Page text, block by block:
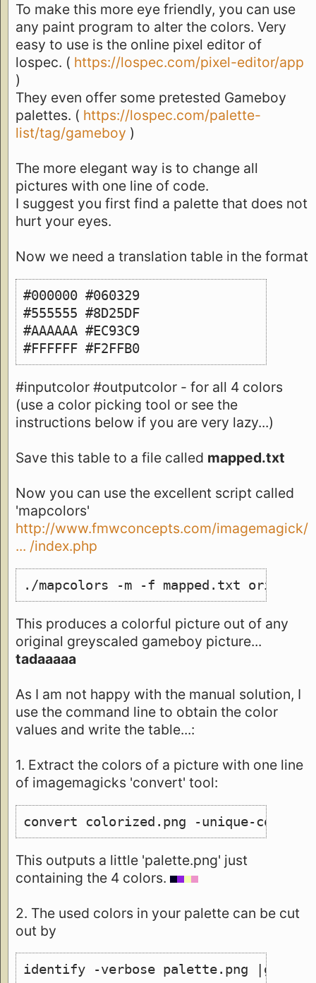
To make this more eye friendly, you can use
any paint program to alter the colors. Very
easy to use is the online pixel editor of
lospec. ( https://lospec.com/pixel-editor/app
)
They even offer some pretested Gameboy
palettes. ( https://lospec.com/palette-
list/tag/gameboy )
The more elegant way is to change all
pictures with one line of code.
I suggest you first find a palette that does not
hurt your eyes.
Now we need a translation table in the format
#000000 #060329
#555555 #8D25DF
#AAAAAA #EC93C9
#FFFFFF #F2FFB0
#inputcolor #outputcolor - for all 4 colors
(use a color picking tool or see the
instructions below if you are very lazy...)
Save this table to a file called mapped.txt
Now you can use the excellent script called
'mapcolors'
http://www.fmwconcepts.com/imagemagick/
... /index.php
./mapcolors -m -f mapped.txt
This produces a colorful picture out of any
original greyscaled gameboy picture...
tadaaaaa
As I am not happy with the manual solution, I
use the command line to obtain the color
values and write the table...:
1. Extract the colors of a picture with one line
of imagemagicks 'convert' tool:
convert colorized.png -unique-colors
This outputs a little 'palette.png' just
containing the 4 colors.
2. The used colors in your palette can be cut
out by
identify -verbose palette.png